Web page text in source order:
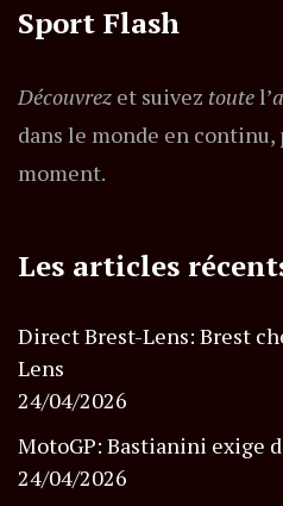
Sport Flash
Découvrez et suivez toutel’
dans le monde en continu,
moment.
Les articles
Direct Brest-Lens: Brest
Lens
24/04/2026
MotoGP: Bastianini exige
24/04/2026